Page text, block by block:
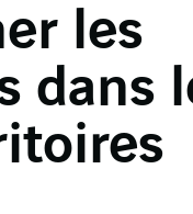
les
dans